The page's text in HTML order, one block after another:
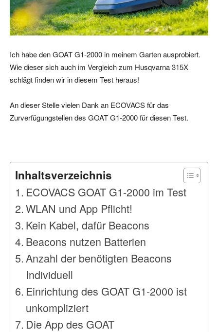
Ich habe den GOAT G1-2000 in meinem Garten ausprobiert.
Wie dieser sich auch im Vergleich zum Husqvarna 315X
schlägt finden wir in diesem Test heraus!
An dieser Stelle vielen Dank an ECOVACS für das
Zurverfügungstellen des GOAT G1-2000 für diesen Test.
Inhaltsverzeichnis
ECOVACS GOAT G1-2000 im Test
WLAN und App Pflicht!
Kein Kabel, dafür Beacons
Beacons nutzen Batterien
Anzahl der benötigten Beacons
Individuell
Einrichtung des GOAT G1-2000 ist
unkompliziert
Die App des GOAT